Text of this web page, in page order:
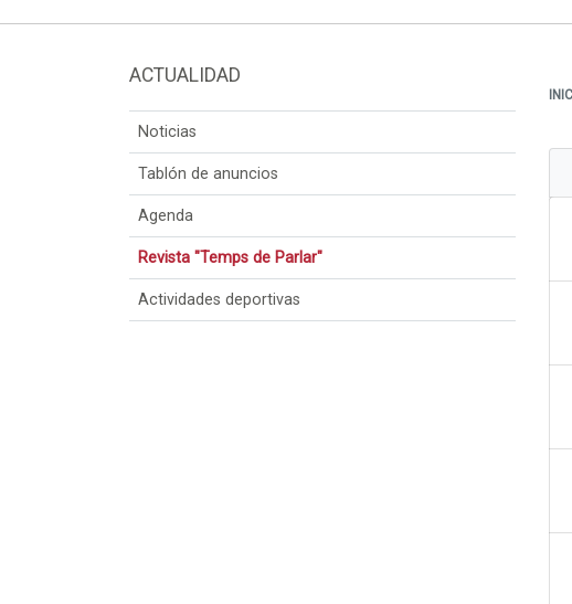
ACTUALIDAD
Noticias
Tablón de anuncios
Agenda
Revista "Temps de Parlar"
Actividades deportivas